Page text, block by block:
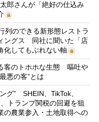
郎さんが「絶好の仕込み
列のできる新形態レストラ
ングス 同社に聞いた「店
化してもぶれない軸
客のトホホな生態 嘔吐や
悪の客”とは
グ” SHEIN、TikTok、
トランプ関税の回避を狙
農業参入・土地取得への